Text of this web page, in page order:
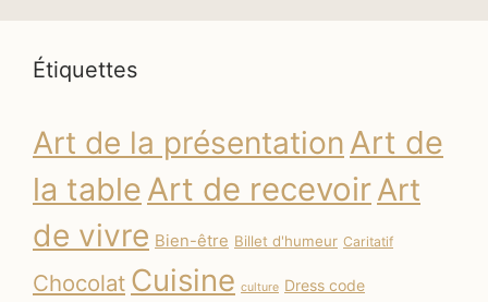
Étiquettes
Art de la présentation Art de
la table Art de recevoirArt
de vivre Bien-être Billet d'humeur Caritatif
Chocolat Cuisine culture Dress code